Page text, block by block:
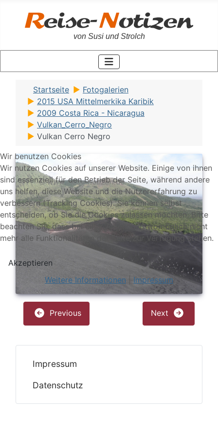
von Susi und Strolch
Startseite
Fotogalerien
2015 USA Mittelmerkika Karibik
2009 Costa Rica - Nicaragua
Vulkan_Cerro_Negro
Vulkan Cerro Negro
Previous Next
Impressum
Datenschutz
Wir benutzen Cookies
Wir nutzen Cookies auf unserer Website. Einige von ihnen
sind essenziell für den Betrieb der Seite, während andere
uns helfen, diese Website und die Nutzererfahrung zu
verbessern (Tracking Cookies). Sie können selbst
entscheiden, ob Sie die Cookies zulassen möchten. Bitte
beachten Sie, dass bei einer Ablehnung womöglich nicht
mehr alle Funktionalitäten der Seite zur Verfügung stehen.
Akzeptieren
Weitere Informationen
Impressum